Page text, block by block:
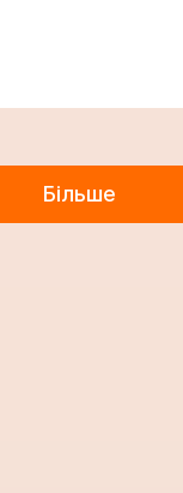
Більше